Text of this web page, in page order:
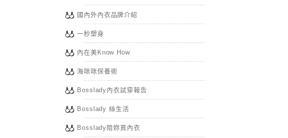
國內外內衣品牌介紹
一秒塑身
內在美Know How
海咪咪保養術
Bosslady內衣試穿報告
Bosslady 絲生活
Bosslady陪妳買內衣